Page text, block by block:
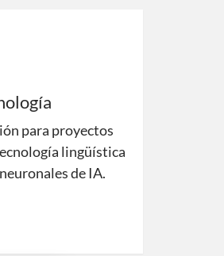
para proyectos
lingüística
de IA.